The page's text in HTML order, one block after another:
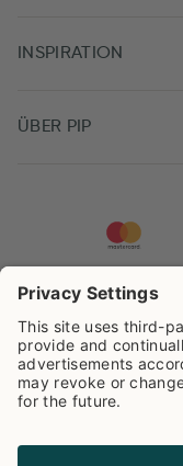
INSPIRATION
ÜBER PIP
auf der